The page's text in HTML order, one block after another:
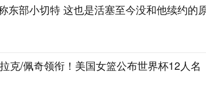
东部小切特 这也是活塞至今没和他续约的
克/佩奇领衔！美国女篮公布世界杯12人名